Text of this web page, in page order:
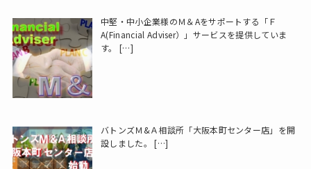
中堅・中小企業様のＭ＆Aをサポートする「Ｆ
A(Financial Adviser）」サービスを提供していま
す。
[…]
バトンズＭ&Ａ相談所「大阪本町センター店」を開
設しました。[…]